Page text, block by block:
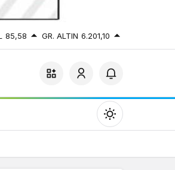
85,58 GR. ALTIN 6.201,10
Mod
değiştir